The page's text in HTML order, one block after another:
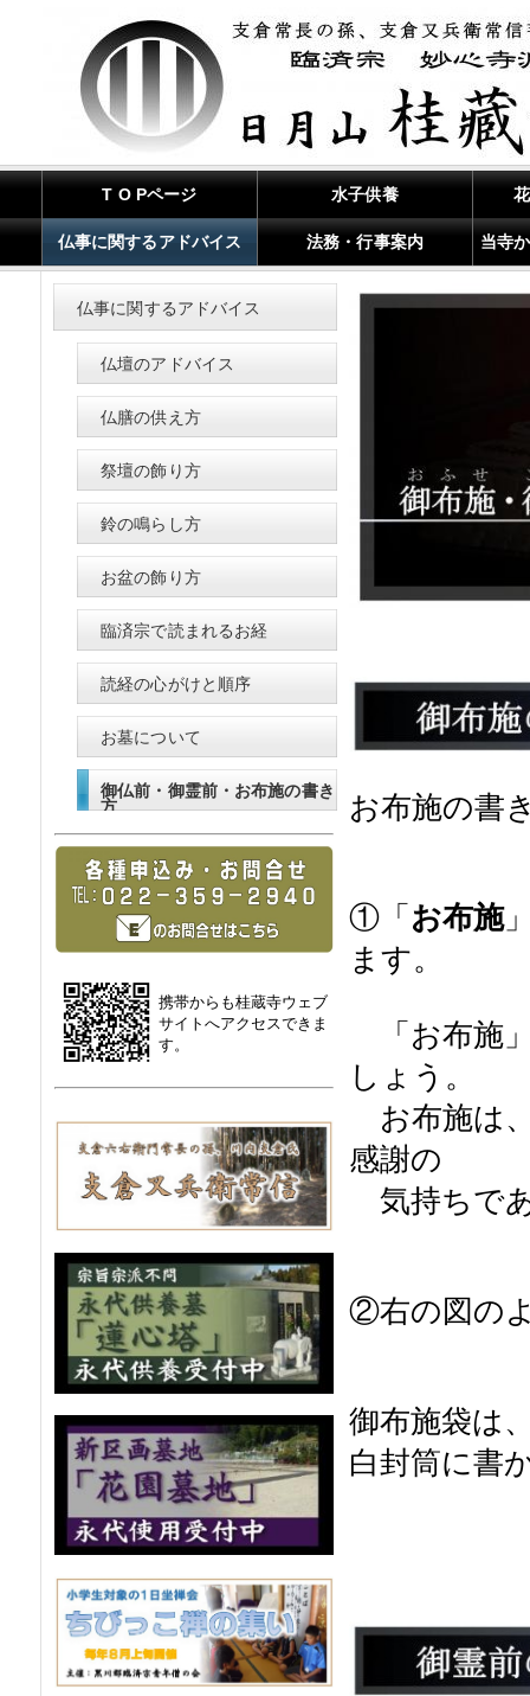
T O Pページ 水子供養
仏事に関するアドバイス 法務・行事案内 当寺
お布施の書
①「 お布施
ます。
「お布施
しょう。
お布施は
感謝の
気持ちで
②右の図の
御布施袋は
白封筒に書
仏事に関するアドバイス
仏壇のアドバイス
仏膳の供え方
祭壇の飾り方
鈴の鳴らし方
お盆の飾り方
臨済宗で読まれるお経
読経の心がけと順序
お墓について
御仏前・御霊前・お布施の書き
方
携帯からも桂蔵寺ウェブ
サイトへアクセスできま
す。